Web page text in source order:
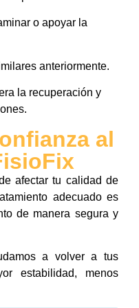
o apoyar la
anteriormente.
la recuperación y
al
afectar tu calidad de
adecuado es
de manera segura y
a volver a tus
estabilidad, menos